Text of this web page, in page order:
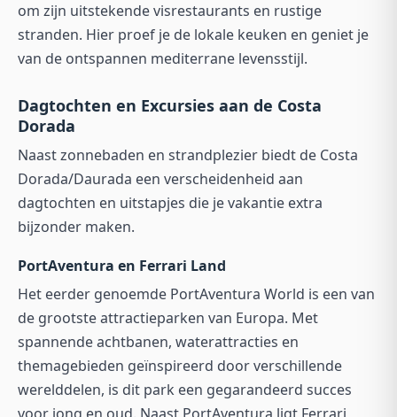
om zijn uitstekende visrestaurants en rustige
stranden. Hier proef je de lokale keuken en geniet je
van de ontspannen mediterrane levensstijl.
Dagtochten en Excursies aan de Costa
Dorada
Naast zonnebaden en strandplezier biedt de Costa
Dorada/Daurada een verscheidenheid aan
dagtochten en uitstapjes die je vakantie extra
bijzonder maken.
PortAventura en Ferrari Land
Het eerder genoemde PortAventura World is een van
de grootste attractieparken van Europa. Met
spannende achtbanen, waterattracties en
themagebieden geïnspireerd door verschillende
werelddelen, is dit park een gegarandeerd succes